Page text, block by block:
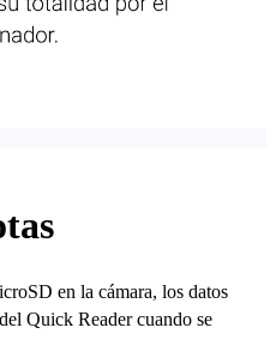
en la cámara, los datos
Quick Reader cuando se